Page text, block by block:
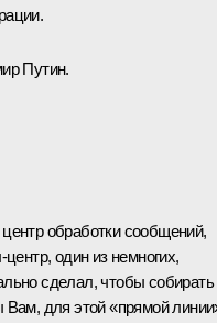
Путин.
обработки сообщений,
один из немногих,
сделал, чтобы собирать
для этой «прямой